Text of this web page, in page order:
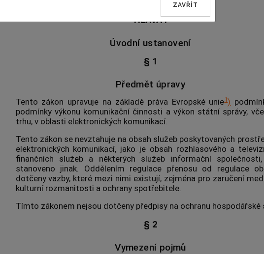
HLAVA I
Úvodní ustanovení
§ 1
Předmět úpravy
Tento zákon upravuje na základě práva Evropské unie1)
podmínky výkonu komunikační činnosti a výkon státní správy,
trhu, v oblasti elektronických komunikací.
Tento zákon se nevztahuje na obsah služeb poskytovaných
elektronických komunikací, jako je obsah rozhlasového a
finančních služeb a některých služeb informační
stanoveno jinak. Oddělením regulace přenosu od regulace
dotčeny vazby, které mezi nimi existují, zejména pro zaručení
kulturní rozmanitosti a ochrany spotřebitele.
Tímto zákonem nejsou dotčeny předpisy na ochranu hospodářské
§ 2
Vymezení pojmů
ZAVŘÍT